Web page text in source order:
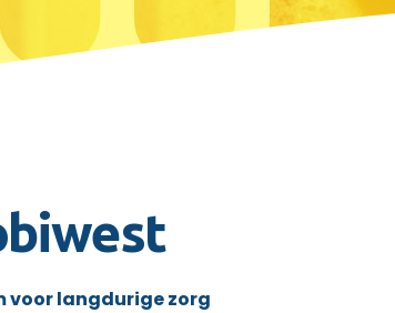
voor langdurige zorg